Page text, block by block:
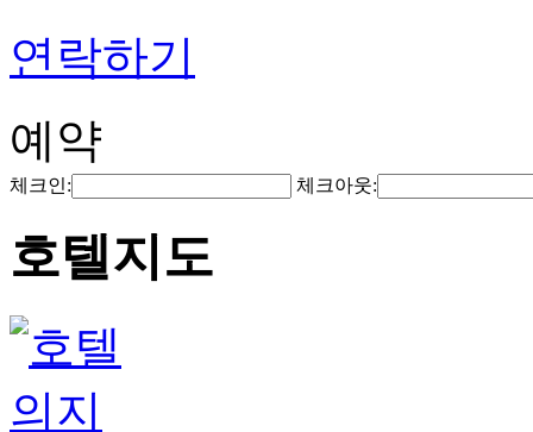
연락하기
예약
체크인: 체크아웃:
호텔지도